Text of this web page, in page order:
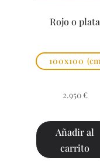
Rojo o plata
100x100
2.950 €
Añadir al
carrito